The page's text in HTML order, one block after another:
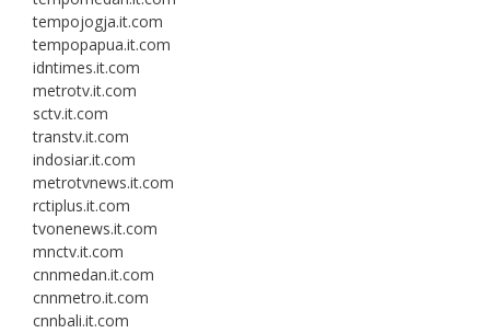
tempojogja.it.com
tempopapua.it.com
idntimes.it.com
metrotv.it.com
sctv.it.com
transtv.it.com
indosiar.it.com
metrotvnews.it.com
rctiplus.it.com
tvonenews.it.com
mnctv.it.com
cnnmedan.it.com
cnnmetro.it.com
cnnbali.it.com